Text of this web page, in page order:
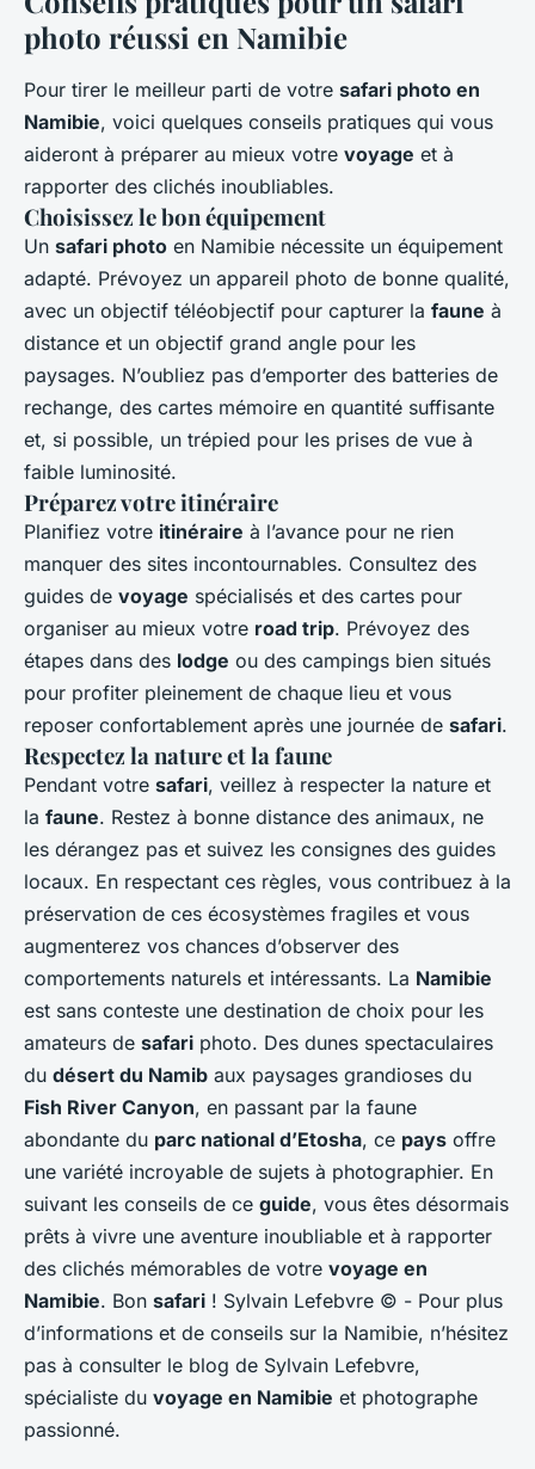
photo réussi en Namibie
Pour tirer le meilleur parti de votre safari photo en
Namibie, voici quelques conseils pratiques qui vous
aideront à préparer au mieux votre voyage et à
rapporter des clichés inoubliables.
Choisissez le bon équipement
Un safari photo en Namibie nécessite un équipement
adapté. Prévoyez un appareil photo de bonne qualité,
avec un objectif téléobjectif pour capturer la faune à
distance et un objectif grand angle pour les
paysages. N’oubliez pas d’emporter des batteries de
rechange, des cartes mémoire en quantité suffisante
et, si possible, un trépied pour les prises de vue à
faible luminosité.
Préparez votre itinéraire
Planifiez votre itinéraire à l’avance pour ne rien
manquer des sites incontournables. Consultez des
guides de voyage spécialisés et des cartes pour
organiser au mieux votre road trip. Prévoyez des
étapes dans des lodge ou des campings bien situés
pour profiter pleinement de chaque lieu et vous
reposer confortablement après une journée de safari.
Respectez la nature et la faune
Pendant votre safari, veillez à respecter la nature et
la faune. Restez à bonne distance des animaux, ne
les dérangez pas et suivez les consignes des guides
locaux. En respectant ces règles, vous contribuez à la
préservation de ces écosystèmes fragiles et vous
augmenterez vos chances d’observer des
comportements naturels et intéressants. La Namibie
est sans conteste une destination de choix pour les
amateurs de safari photo. Des dunes spectaculaires
du désert du Namib aux paysages grandioses du
Fish River Canyon, en passant par la faune
abondante du parc national d’Etosha, ce pays offre
une variété incroyable de sujets à photographier. En
suivant les conseils de ce guide, vous êtes désormais
prêts à vivre une aventure inoubliable et à rapporter
des clichés mémorables de votre voyage en
Namibie. Bon safari ! Sylvain Lefebvre © - Pour plus
d’informations et de conseils sur la Namibie, n’hésitez
pas à consulter le blog de Sylvain Lefebvre,
spécialiste du voyage en Namibie et photographe
passionné.